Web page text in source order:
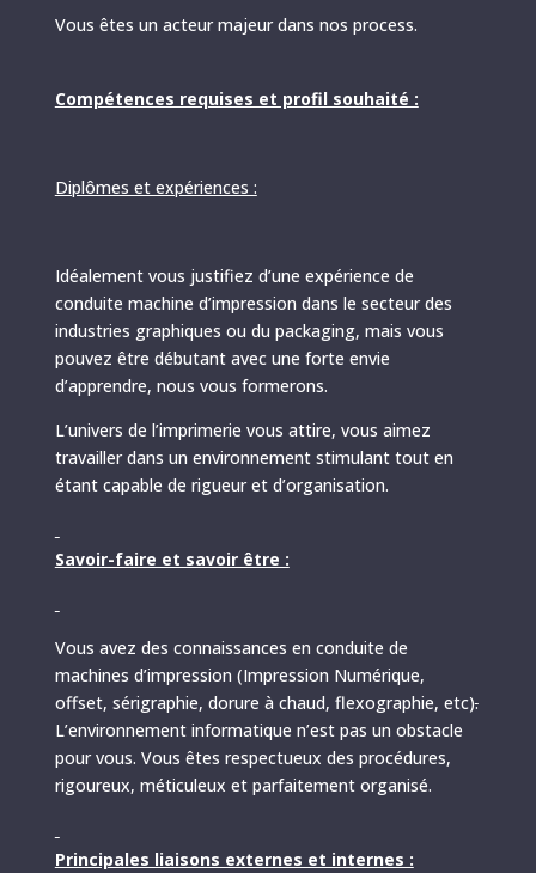
Vous êtes un acteur majeur dans nos process.
Compétences requises et profil souhaité :
Diplômes et expériences :
Idéalement vous justifiez d’une expérience de
conduite machine d’impression dans le secteur des
industries graphiques ou du packaging, mais vous
pouvez être débutant avec une forte envie
d’apprendre, nous vous formerons.
L’univers de l’imprimerie vous attire, vous aimez
travailler dans un environnement stimulant tout en
étant capable de rigueur et d’organisation.
Savoir-faire et savoir être :
Vous avez des connaissances en conduite de
machines d’impression (Impression Numérique,
offset, sérigraphie, dorure à chaud, flexographie, etc).
L’environnement informatique n’est pas un obstacle
pour vous. Vous êtes respectueux des procédures,
rigoureux, méticuleux et parfaitement organisé.
Principales liaisons externes et internes :